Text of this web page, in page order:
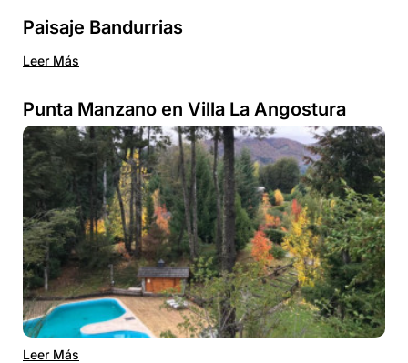
Paisaje Bandurrias
Leer Más
Punta Manzano en Villa La Angostura
Leer Más